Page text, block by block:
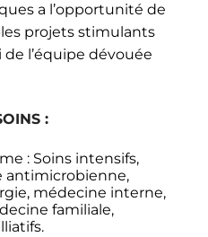
a l’opportunité de
projets stimulants
l’équipe dévouée
:
: Soins intensifs,
antimicrobienne,
médecine interne,
familiale,